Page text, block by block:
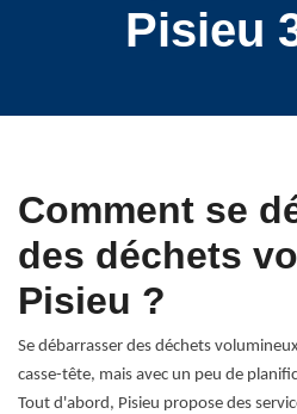
Pisieu
Comment se
des déchets
Pisieu ?
Se débarrasser des déchets
casse-tête, mais avec un peu de
Tout d'abord, Pisieu propose des